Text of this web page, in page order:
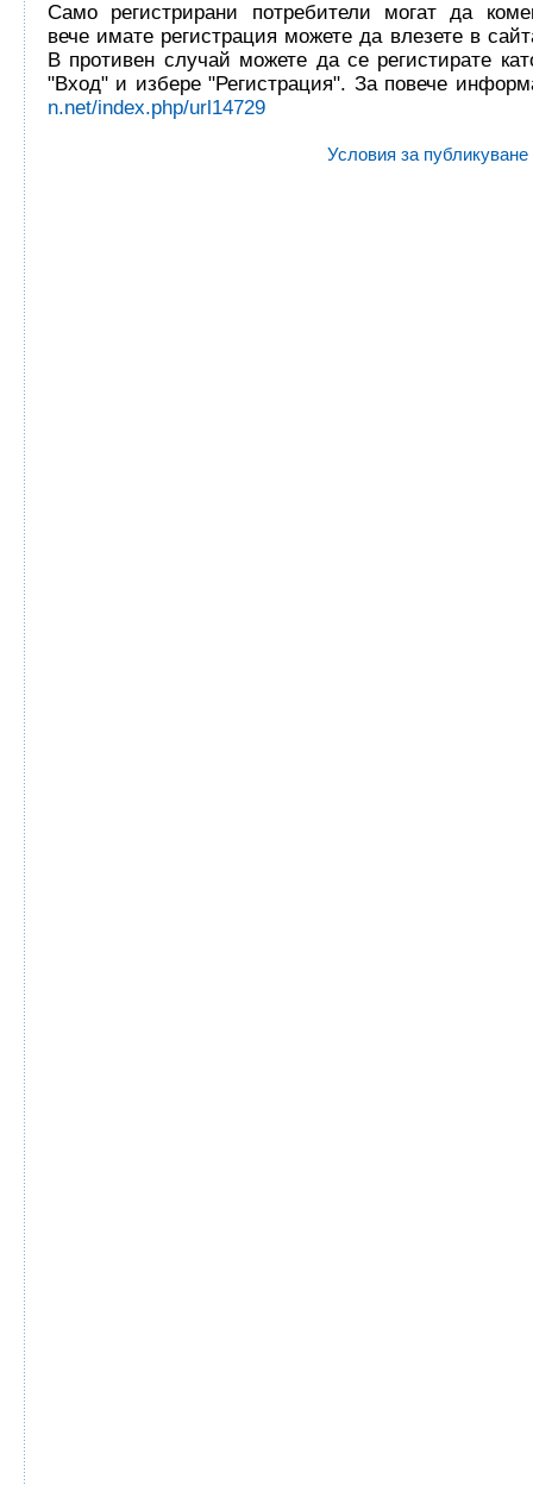
Само регистрирани потребители могат да
вече имате регистрация можете да влезете в
В противен случай можете да се регистирате
"Вход" и избере "Регистрация". За повече
n.net/index.php/url14729
Условия за